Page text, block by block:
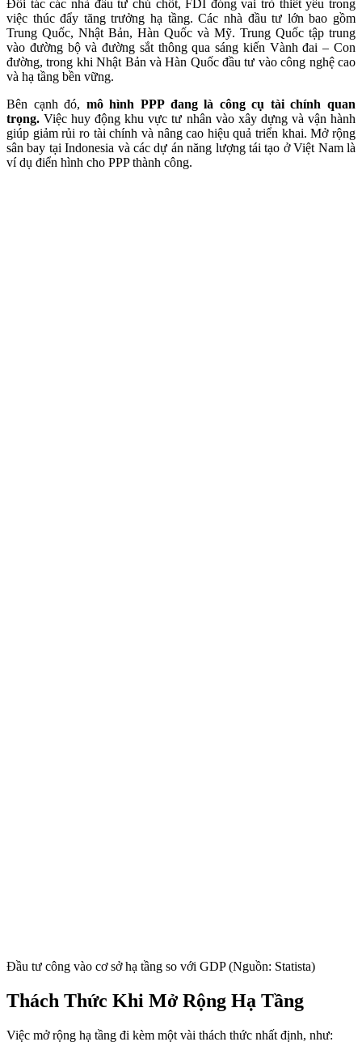
Đối tác các nhà đầu tư chủ chốt, FDI đóng vai trò thiết yếu trong
việc thúc đẩy tăng trưởng hạ tầng. Các nhà đầu tư lớn bao gồm
Trung Quốc, Nhật Bản, Hàn Quốc và Mỹ. Trung Quốc tập trung
vào đường bộ và đường sắt thông qua sáng kiến Vành đai – Con
đường, trong khi Nhật Bản và Hàn Quốc đầu tư vào công nghệ cao
và hạ tầng bền vững.
Bên cạnh đó, mô hình PPP đang là công cụ tài chính quan
trọng. Việc huy động khu vực tư nhân vào xây dựng và vận hành
giúp giảm rủi ro tài chính và nâng cao hiệu quả triển khai. Mở rộng
sân bay tại Indonesia và các dự án năng lượng tái tạo ở Việt Nam là
ví dụ điển hình cho PPP thành công.
Đầu tư công vào cơ sở hạ tầng so với GDP (Nguồn: Statista)
Thách Thức Khi Mở Rộng Hạ Tầng
Việc mở rộng hạ tầng đi kèm một vài thách thức nhất định, như: